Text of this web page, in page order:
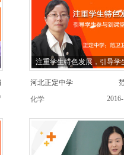
注重学生特色发展，引导学
河北正定中学
化学